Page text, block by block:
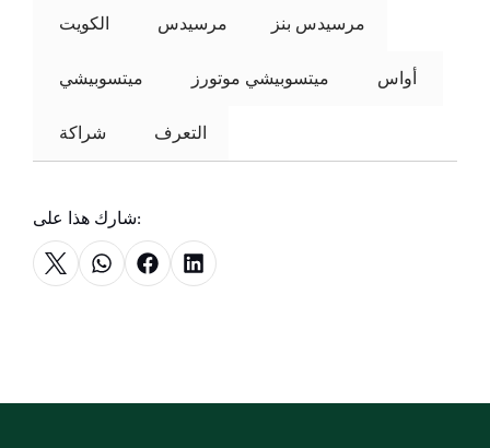
مرسيدس مرسيدس بنز
ميتسوبيشي موتورز
التعرف
شارك هذا على: